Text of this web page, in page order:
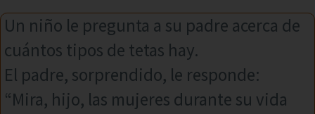
Un niño le pregunta a su padre acerca de
cuántos tipos de tetas hay.
El padre, sorprendido, le responde:
“Mira, hijo, las mujeres durante su vida